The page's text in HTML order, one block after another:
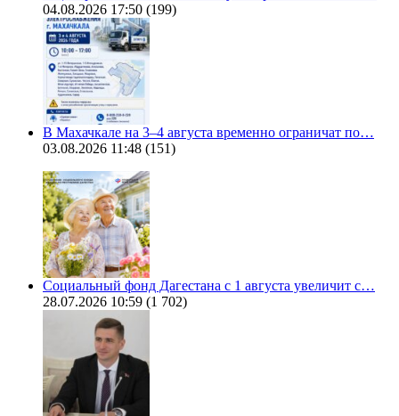
04.08.2026 17:50 (199)
В Махачкале на 3–4 августа временно ограничат по…
03.08.2026 11:48 (151)
Социальный фонд Дагестана с 1 августа увеличит с…
28.07.2026 10:59 (1 702)